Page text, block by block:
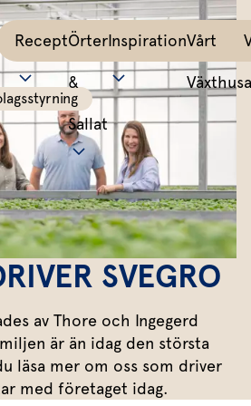
Recept
Tillbehör
Potatis
Grönsaker
Äggrätter
Övriga tillbehör
Marinad & kryddsmör
Örter
&
Sallat
Allt om färska örter
Basilika
Koriander
Mynta
Persilja
Gräslök
Salvia
Dragon
Rosmarin
Körvel
Krasse
Inspiration
peston
med aioli
majonnäs
örtolja
eget örtsmör
Sväng
All
Vårt
Växthus
SVEGRO
av Thore och Ingegerd
är än idag den största
läsa mer om oss som driver
med företaget idag.